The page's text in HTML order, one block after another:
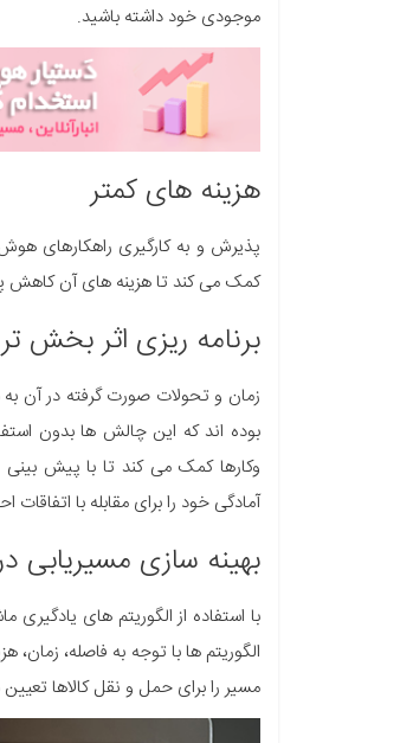
موجودی خود داشته باشید.
هزینه های کمتر
پذیرش و به کارگیری راهکارهای
کمک می کند تا هزینه های آن کاهش
برنامه ریزی اثر بخش تر
زمان و تحولات صورت گرفته در آن
بوده اند که این چالش ها بدون
وکارها کمک می کند تا با پیش
آمادگی خود را برای مقابله با
بهینه سازی مسیریابی
با استفاده از الگوریتم های
الگوریتم ها با توجه به فاصله،
مسیر را برای حمل و نقل کالاها